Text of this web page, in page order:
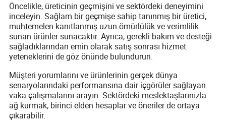
Öncelikle, üreticinin geçmişini ve sektördeki deneyimini
inceleyin. Sağlam bir geçmişe sahip tanınmış bir üretici,
muhtemelen kanıtlanmış uzun ömürlülük ve verimlilik
sunan ürünler sunacaktır. Ayrıca, gerekli bakım ve desteği
sağladıklarından emin olarak satış sonrası hizmet
yeteneklerini de göz önünde bulundurun.
Müşteri yorumlarını ve ürünlerinin gerçek dünya
senaryolarındaki performansına dair içgörüler sağlayan
vaka çalışmalarını arayın. Sektördeki meslektaşlarınızla
ağ kurmak, birinci elden hesaplar ve öneriler de ortaya
çıkarabilir.